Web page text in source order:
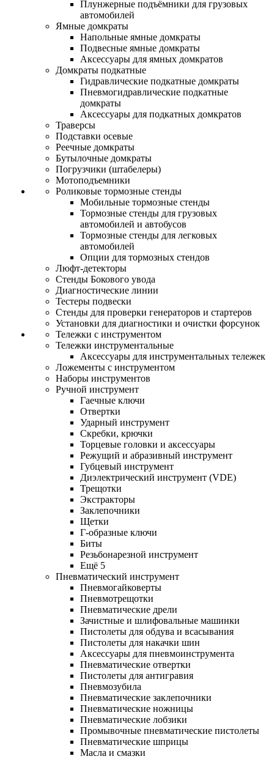
Плунжерные подъёмники для грузовых
автомобилей
Ямные домкраты
Напольные ямные домкраты
Подвесные ямные домкраты
Аксессуары для ямных домкратов
Домкраты подкатные
Гидравлические подкатные домкраты
Пневмогидравлические подкатные
домкраты
Аксессуары для подкатных домкратов
Траверсы
Подставки осевые
Реечные домкраты
Бутылочные домкраты
Погрузчики (штабелеры)
Мотоподъемники
Роликовые тормозные стенды
Мобильные тормозные стенды
Тормозные стенды для грузовых
автомобилей и автобусов
Тормозные стенды для легковых
автомобилей
Опции для тормозных стендов
Люфт-детекторы
Стенды Бокового увода
Диагностические линии
Тестеры подвески
Стенды для проверки генераторов и стартеров
Установки для диагностики и очистки форсунок
Тележки с инструментом
Тележки инструментальные
Аксессуары для инструментальных тележек
Ложементы с инструментом
Наборы инструментов
Ручной инструмент
Гаечные ключи
Отвертки
Ударный инструмент
Скребки, крючки
Торцевые головки и аксессуары
Режущий и абразивный инструмент
Губцевый инструмент
Диэлектрический инструмент (VDE)
Трещотки
Экстракторы
Заклепочники
Щетки
Г-образные ключи
Биты
Резьбонарезной инструмент
Ещё 5
Пневматический инструмент
Пневмогайковерты
Пневмотрещотки
Пневматические дрели
Зачистные и шлифовальные машинки
Пистолеты для обдува и всасывания
Пистолеты для накачки шин
Аксессуары для пневмоинструмента
Пневматические отвертки
Пистолеты для антигравия
Пневмозубила
Пневматические заклепочники
Пневматические ножницы
Пневматические лобзики
Промывочные пневматические пистолеты
Пневматические шприцы
Масла и смазки